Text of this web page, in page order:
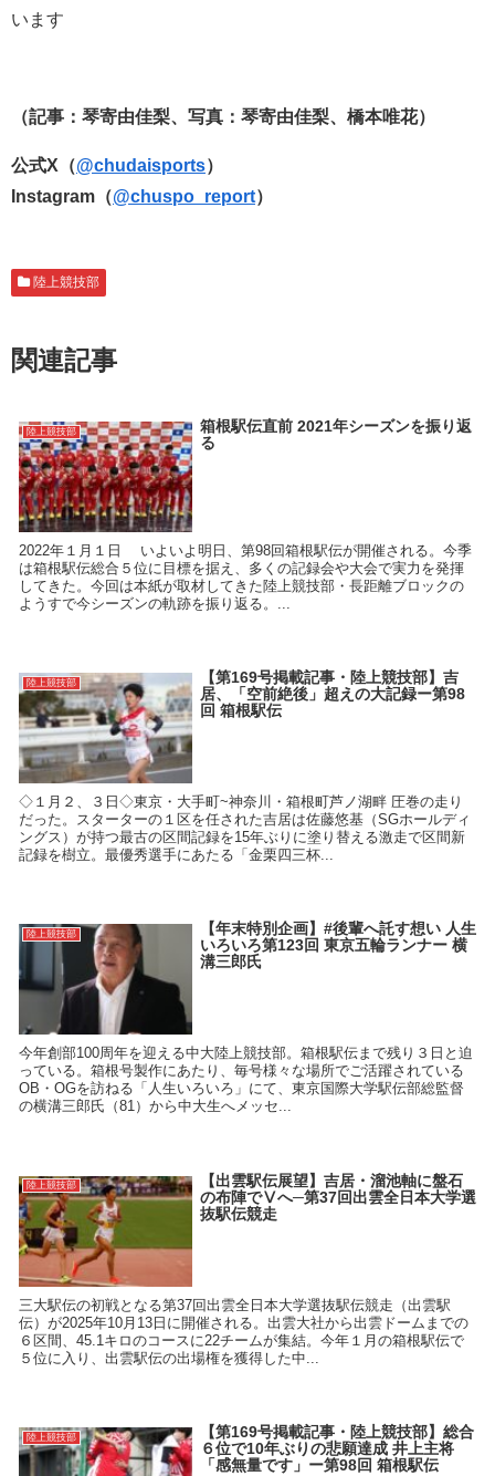
います
（記事：琴寄由佳梨、写真：琴寄由佳梨、橋本唯花）
公式X（@chudaisports）
Instagram（@chuspo_report）
陸上競技部
関連記事
陸上競技部
箱根駅伝直前 2021年シーズンを振り返
る
2022年１月１日 いよいよ明日、第98回箱根駅伝が開催される。今季
は箱根駅伝総合５位に目標を据え、多くの記録会や大会で実力を発揮
してきた。今回は本紙が取材してきた陸上競技部・長距離ブロックの
ようすで今シーズンの軌跡を振り返る。...
陸上競技部
【第169号掲載記事・陸上競技部】吉
居、「空前絶後」超えの大記録ー第98
回 箱根駅伝
◇１月２、３日◇東京・大手町~神奈川・箱根町芦ノ湖畔 圧巻の走り
だった。スターターの１区を任された吉居は佐藤悠基（SGホールディ
ングス）が持つ最古の区間記録を15年ぶりに塗り替える激走で区間新
記録を樹立。最優秀選手にあたる「金栗四三杯...
陸上競技部
【年末特別企画】#後輩へ託す想い 人生
いろいろ第123回 東京五輪ランナー 横
溝三郎氏
今年創部100周年を迎える中大陸上競技部。箱根駅伝まで残り３日と迫
っている。箱根号製作にあたり、毎号様々な場所でご活躍されている
OB・OGを訪ねる「人生いろいろ」にて、東京国際大学駅伝部総監督
の横溝三郎氏（81）から中大生へメッセ...
陸上競技部
【出雲駅伝展望】吉居・溜池軸に盤石
の布陣でⅤへ─第37回出雲全日本大学選
抜駅伝競走
三大駅伝の初戦となる第37回出雲全日本大学選抜駅伝競走（出雲駅
伝）が2025年10月13日に開催される。出雲大社から出雲ドームまでの
６区間、45.1キロのコースに22チームが集結。今年１月の箱根駅伝で
５位に入り、出雲駅伝の出場権を獲得した中...
陸上競技部
【第169号掲載記事・陸上競技部】総合
６位で10年ぶりの悲願達成 井上主将
「感無量です」ー第98回 箱根駅伝